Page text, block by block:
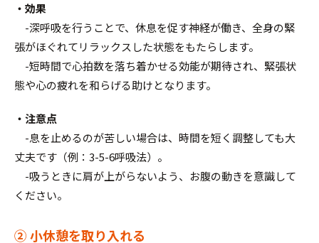
・効果
-深呼吸を行うことで、休息を促す神経が働き、全身の緊
張がほぐれてリラックスした状態をもたらします。
-短時間で心拍数を落ち着かせる効能が期待され、緊張状
態や心の疲れを和らげる助けとなります。
・注意点
-息を止めるのが苦しい場合は、時間を短く調整しても大
丈夫です（例：3-5-6呼吸法）。
-吸うときに肩が上がらないよう、お腹の動きを意識して
ください。
② 小休憩を取り入れる